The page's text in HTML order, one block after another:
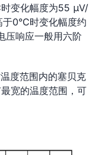
变化幅度为55 μV/
0°C时变化幅度约
压响应一般用六阶
度范围内的塞贝克
宽的温度范围，可